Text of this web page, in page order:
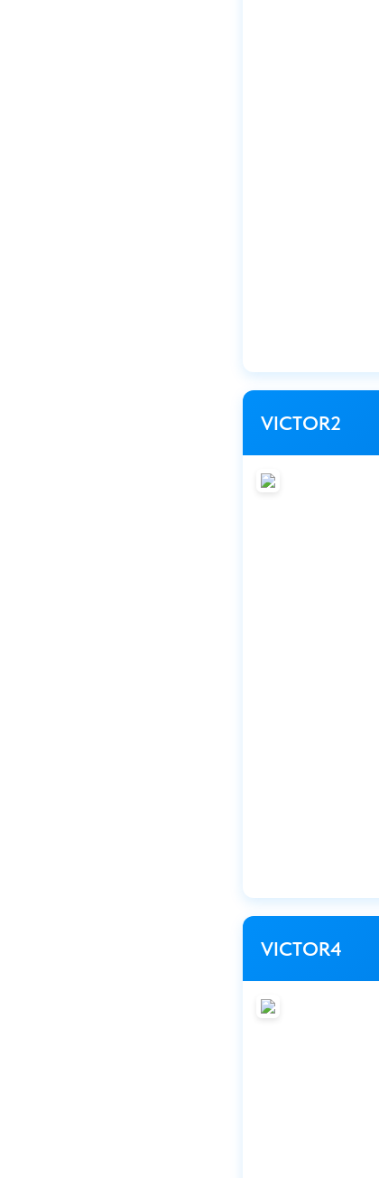
VICTOR2
VICTOR4